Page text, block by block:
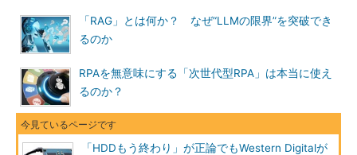
「RAG」とは何か？ なぜ“LLMの限界”を突破でき
るのか
RPAを無意味にする「次世代型RPA」は本当に使え
るのか？
「HDDもう終わり」が正論でもWestern Digitalが